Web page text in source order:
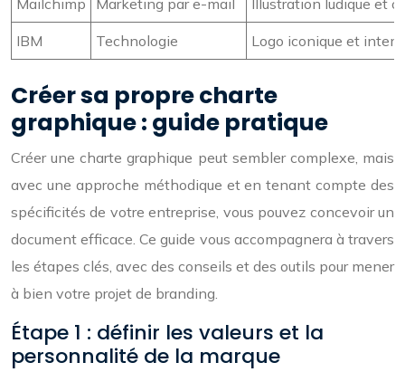
Mailchimp Marketing par e-mail Illustration ludique et
IBM Technologie Logo iconique et
Créer sa propre charte
graphique : guide pratique
Créer une charte graphique peut sembler complexe, mais
avec une approche méthodique et en tenant compte des
spécificités de votre entreprise, vous pouvez concevoir un
document efficace. Ce guide vous accompagnera à travers
les étapes clés, avec des conseils et des outils pour mener
à bien votre projet de branding.
Étape 1 : définir les valeurs et la
personnalité de la marque